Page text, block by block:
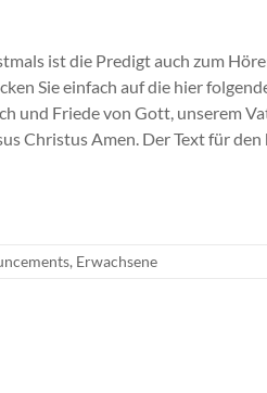
ist die Predigt auch zum
Sie einfach auf die hier
und Friede von Gott, unserem
Christus Amen. Der Text für
, Erwachsene